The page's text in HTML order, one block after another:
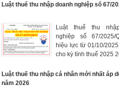
Luật thuế thu nhập doanh nghiệp số 67/
Luật thuế thu
nghiệp số 67/2025/
hiệu lực từ 01/10/
cho kỳ tính thuế 2025
Luật thuế thu nhập cá nhân mới nhất áp
năm 2026